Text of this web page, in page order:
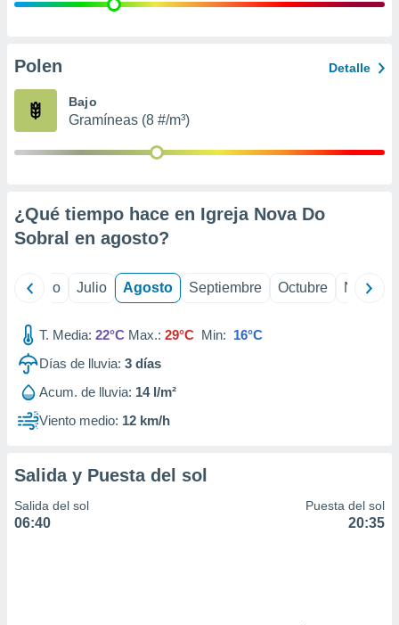
e
publicidad
Polen Detalle
Bajo
Gramíneas (8 #/m³)
¿Qué tiempo hace en Igreja Nova Do
Sobral en agosto?
Junio Julio Agosto Septiembre Octubre
T. Media: 22°C Max.: 29°C Min: 16°C
Días de lluvia: 3 días
Acum. de lluvia: 14 l/m²
Viento medio: 12 km/h
Salida y Puesta del sol
Salida del sol
06:40
Puesta del sol
20:35